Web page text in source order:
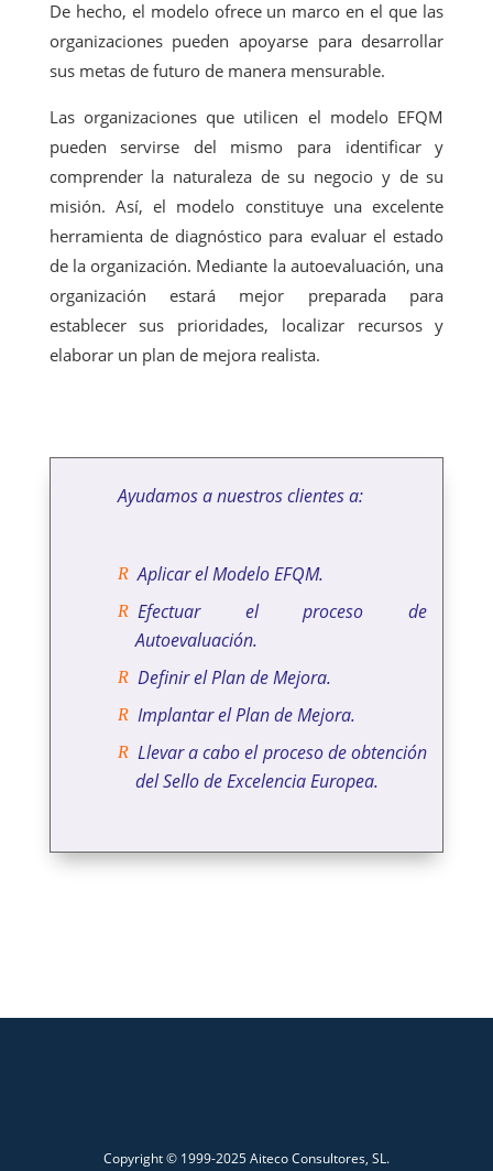
De hecho, el modelo ofrece un marco en el que las
organizaciones pueden apoyarse para desarrollar
sus metas de futuro de manera mensurable.
Las organizaciones que utilicen el modelo EFQM
pueden servirse del mismo para identificar y
comprender la naturaleza de su negocio y de su
misión. Así, el modelo constituye una excelente
herramienta de diagnóstico para evaluar el estado
de la organización. Mediante la autoevaluación, una
organización estará mejor preparada para
establecer sus prioridades, localizar recursos y
elaborar un plan de mejora realista.
Ayudamos a nuestros clientes a:
Aplicar el Modelo EFQM.
Efectuar el proceso de
Autoevaluación.
Definir el Plan de Mejora.
Implantar el Plan de Mejora.
Llevar a cabo el proceso de obtención
del Sello de Excelencia Europea.
Copyright © 1999-2025 Aiteco Consultores, SL.